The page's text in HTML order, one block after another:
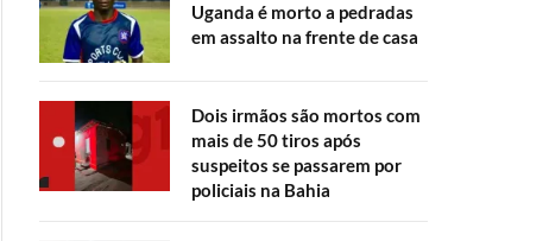
Uganda é morto a pedradas
em assalto na frente de casa
Dois irmãos são mortos com
mais de 50 tiros após
suspeitos se passarem por
policiais na Bahia